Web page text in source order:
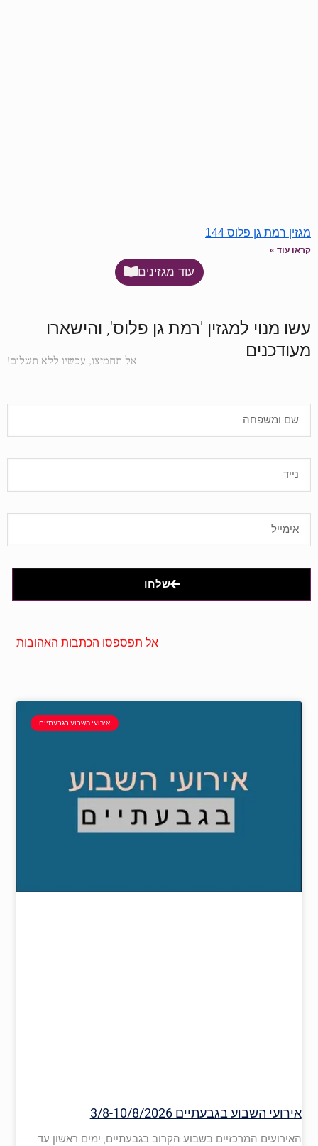
מגזין רמת גן פלוס 144
קראו עוד »
עוד מגזינים
עשו מנוי למגזין 'רמת גן פלוס', והישארו
מעודכנים
אל תחמיצו, עכשיו ללא תשלום!
שלחו
אל תפספסו הכתבות האהובות
אירועי השבוע בגבעתיים
אירועי השבוע בגבעתיים 3/8-10/8/2026
האירועים המרכזיים בשבוע הקרוב בגבעתיים, ימים ראשון עד